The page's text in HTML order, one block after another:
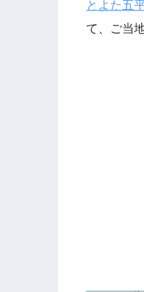
とよた五
て、ご当